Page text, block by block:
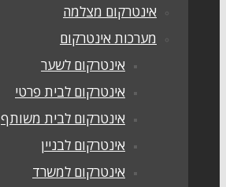
אינטרקום מצלמה
מערכות אינטרקום
אינטרקום לשער
אינטרקום לבית פרטי
אינטרקום לבית משותף
אינטרקום לבניין
אינטרקום למשרד